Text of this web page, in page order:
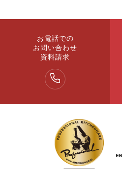
お電話での
お問い合わせ
資料請求